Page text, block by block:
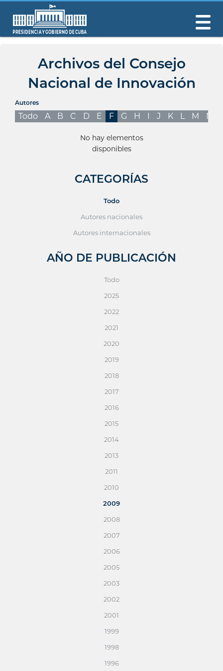
Archivos del Consejo
Nacional de Innovación
Autores
Todo A B C D E F G H I J K L M N
No hay elementos
disponibles
CATEGORÍAS
Todo
Autores nacionales
Autores internacionales
AÑO DE PUBLICACIÓN
Todo
2025
2022
2021
2020
2019
2018
2017
2016
2015
2014
2013
2011
2010
2009
2008
2007
2006
2005
2003
2002
2001
1999
1998
1996